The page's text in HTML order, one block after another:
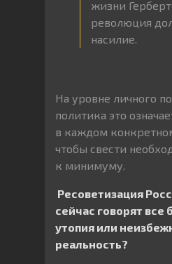
жизни
революция
насилие.
На уровне личного
политика это
в каждом
чтобы свести
к минимуму.
Ресоветизация
сейчас говорят все
утопия или
реальность?